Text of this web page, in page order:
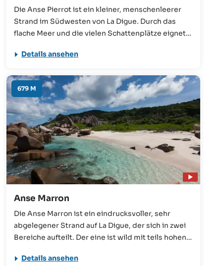
Die Anse Pierrot ist ein kleiner, menschenleerer
Strand im Südwesten von La Digue. Durch das
flache Meer und die vielen Schattenplätze eignet
man jedoch die Gezeiten im Blick behalten, da die
Rückweg zur Anse Source d’Argent erschwert.
Details ansehen
679 M
Anse Marron
Die Anse Marron ist ein eindrucksvoller, sehr
abgelegener Strand auf La Digue, der sich in zwei
Bereiche aufteilt. Der eine ist wild mit teils hohen
natürlichen Pools, die durch Granitfelsen vor dem
Details ansehen